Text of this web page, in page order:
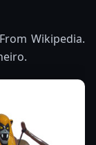
Wikipedia.